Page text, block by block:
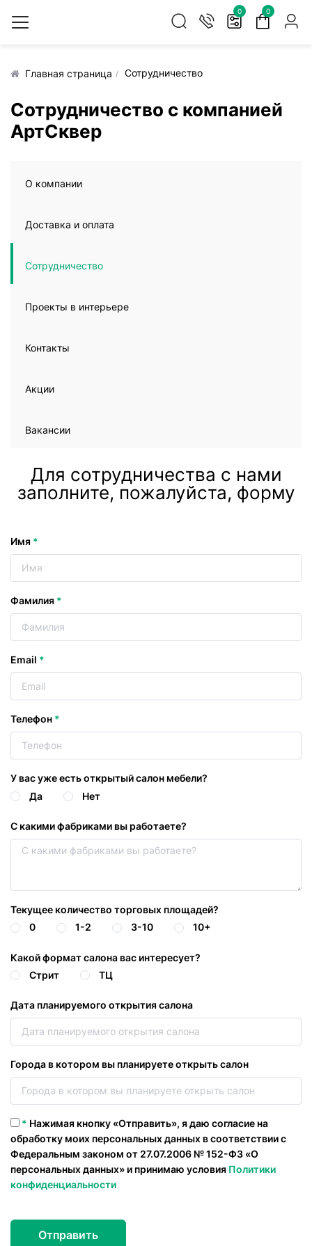
0 0
Главная страница Сотрудничество
Сотрудничество с компанией
АртСквер
О компании
Доставка и оплата
Сотрудничество
Проекты в интерьере
Контакты
Акции
Вакансии
Для сотрудничества с нами
заполните, пожалуйста, форму
Имя *
Фамилия *
Email *
Телефон *
У вас уже есть открытый салон мебели?
Да
Нет
С какими фабриками вы работаете?
Текущее количество торговых площадей?
0
1-2 3-10 10+
Какой формат салона вас интересует?
Стрит
ТЦ
Дата планируемого открытия салона
Города в котором вы планируете открыть салон
* Нажимая кнопку «Отправить», я даю согласие на
обработку моих персональных данных в соответствии с
Федеральным законом от 27.07.2006 № 152-ФЗ «О
персональных данных» и принимаю условия Политики
конфиденциальности
Отправить